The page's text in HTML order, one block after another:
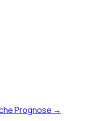
Prognose →